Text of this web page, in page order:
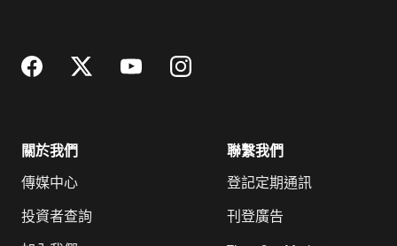
關於我們
傳媒中心
投資者查詢
聯繫我們
登記定期通訊
刊登廣告